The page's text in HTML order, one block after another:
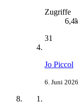
Zugriffe
31
Jo Piccol
6. Juni